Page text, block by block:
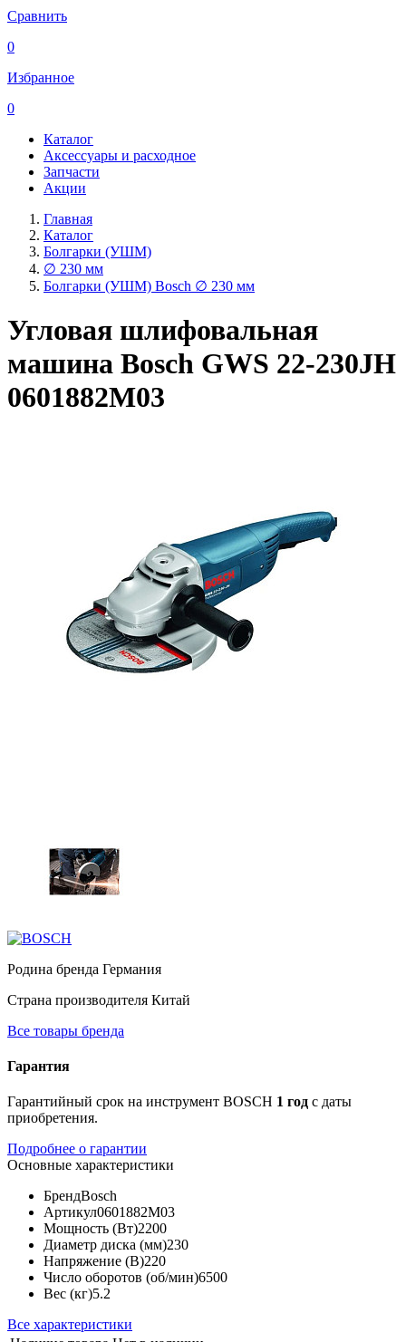
Сравнить
0
Избранное
0
Каталог
Аксессуары и расходное
Запчасти
Акции
Главная
Каталог
Болгарки (УШМ)
∅ 230 мм
Болгарки (УШМ) Bosch ∅ 230 мм
Угловая шлифовальная
машина Bosch GWS 22-230JH
0601882M03
Родина бренда Германия
Страна производителя Китай
Все товары бренда
Гарантия
Гарантийный срок на инструмент BOSCH 1 год с даты
приобретения.
Подробнее о гарантии
Основные характеристики
БрендBosch
Артикул0601882M03
Мощность (Вт)2200
Диаметр диска (мм)230
Напряжение (В)220
Число оборотов (об/мин)6500
Вес (кг)5.2
Все характеристики